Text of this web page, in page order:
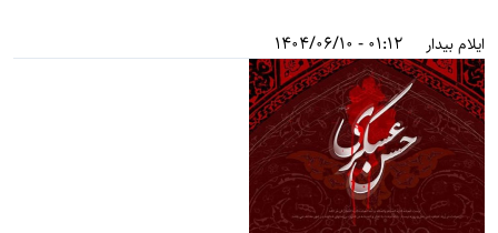
ایلام بیدار 01:12 - 1404/06/10